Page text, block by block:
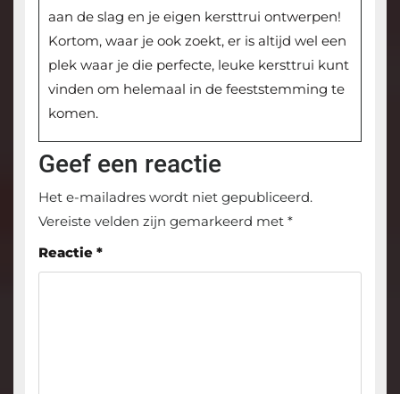
aan de slag en je eigen kersttrui ontwerpen!
Kortom, waar je ook zoekt, er is altijd wel een
plek waar je die perfecte, leuke kersttrui kunt
vinden om helemaal in de feeststemming te
komen.
Geef een reactie
Het e-mailadres wordt niet gepubliceerd.
Vereiste velden zijn gemarkeerd met *
Reactie *